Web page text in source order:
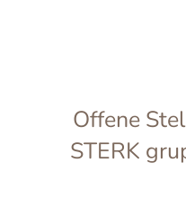
Offene
STERK